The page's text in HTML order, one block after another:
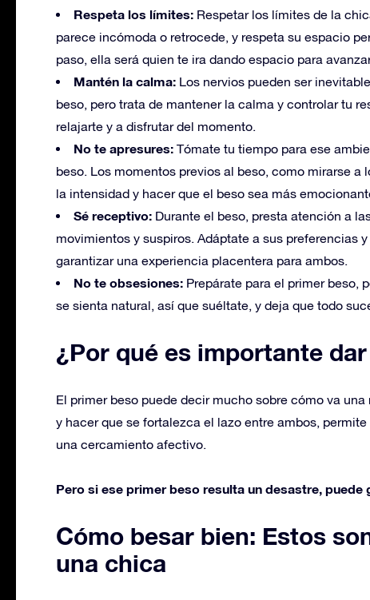
Respeta los límites: Respetar los límites de la
parece incómoda o retrocede, y respeta su espacio
paso, ella será quien te ira dando espacio para
Mantén la calma: Los nervios pueden ser
beso, pero trata de mantener la calma y controlar tu
relajarte y a disfrutar del momento.
No te apresures: Tómate tu tiempo para ese
beso. Los momentos previos al beso, como mirarse
la intensidad y hacer que el beso sea más
Sé receptivo: Durante el beso, presta atención a
movimientos y suspiros. Adáptate a sus preferencias
garantizar una experiencia placentera para ambos.
No te obsesiones: Prepárate para el primer beso,
se sienta natural, así que suéltate, y deja que todo
¿Por qué es importante
El primer beso puede decir mucho sobre cómo va
y hacer que se fortalezca el lazo entre ambos,
una cercamiento afectivo.
Pero si ese primer beso resulta un desastre,
Cómo besar bien: Estos
una chica